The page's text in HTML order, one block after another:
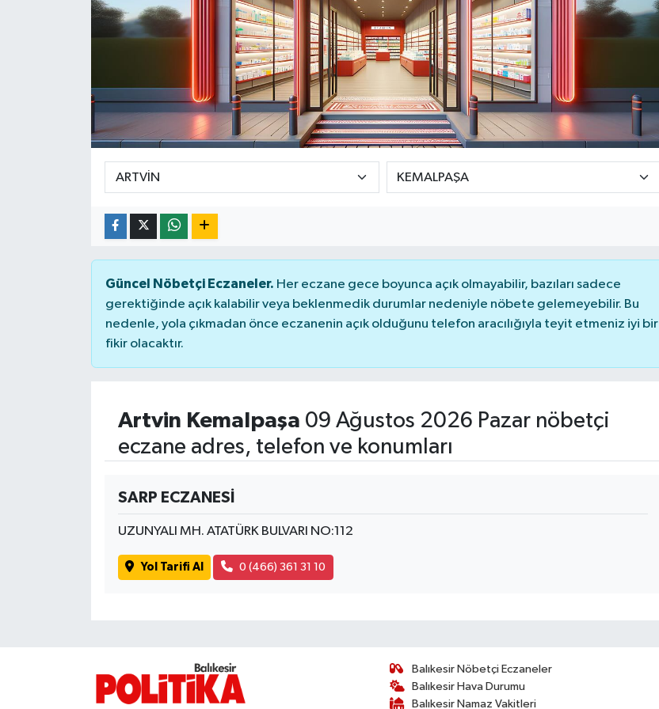
Güncel Nöbetçi Eczaneler. Her eczane gece boyunca açık olmayabilir, bazıları sadece
gerektiğinde açık kalabilir veya beklenmedik durumlar nedeniyle nöbete gelemeyebilir. Bu
nedenle, yola çıkmadan önce eczanenin açık olduğunu telefon aracılığıyla teyit etmeniz iyi bir
fikir olacaktır.
Artvin Kemalpaşa 09 Ağustos 2026 Pazar nöbetçi
eczane adres, telefon ve konumları
SARP ECZANESİ
UZUNYALI MH. ATATÜRK BULVARI NO:112
Yol Tarifi Al 0 (466) 361 31 10
Balıkesir Nöbetçi Eczaneler
Balıkesir Hava Durumu
Balıkesir Namaz Vakitleri
EĞİTİM
EKONOMİ
KENT GÜNDEMİ
KÜLTÜR-SANAT